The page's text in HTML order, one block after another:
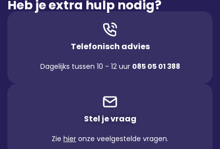
Heb je extra hulp nodig?
Telefonisch advies
Dagelijks tussen 10 - 12 uur 085 05 01 388
Stel je vraag
Zie hier onze veelgestelde vragen.